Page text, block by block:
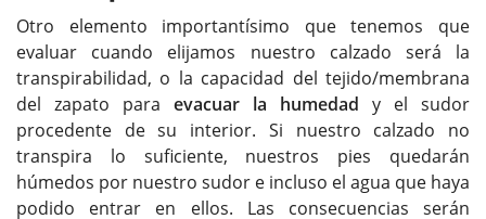
Otro elemento importantísimo que tenemos que
evaluar cuando elijamos nuestro calzado será la
transpirabilidad, o la capacidad del tejido/membrana
del zapato para evacuar la humedad y el sudor
procedente de su interior. Si nuestro calzado no
transpira lo suficiente, nuestros pies quedarán
húmedos por nuestro sudor e incluso el agua que haya
podido entrar en ellos. Las consecuencias serán